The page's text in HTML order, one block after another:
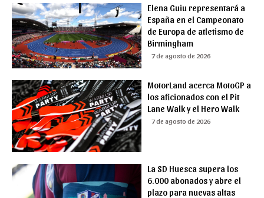
Elena Guiu representará a
España en el Campeonato
de Europa de atletismo de
Birmingham
7 de agosto de 2026
MotorLand acerca MotoGP a
los aficionados con el Pit
Lane Walk y el Hero Walk
7 de agosto de 2026
La SD Huesca supera los
6.000 abonados y abre el
plazo para nuevas altas